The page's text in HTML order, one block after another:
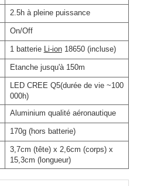
2.5h à pleine puissance
On/Off
1 batterie Li-ion18650 (incluse)
Etanche jusqu'à 150m
LED CREE Q5(durée de vie ~100
000h)
Aluminium qualité aéronautique
170g (hors batterie)
3,7cm (tête) x 2,6cm (corps) x
15,3cm (longueur)